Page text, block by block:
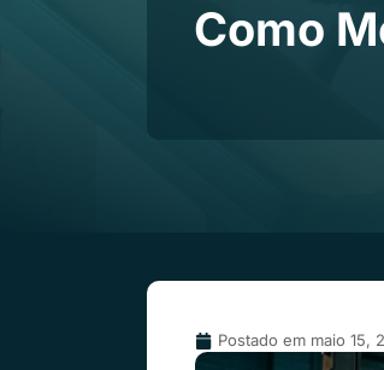
Como
Postado em maio 15,